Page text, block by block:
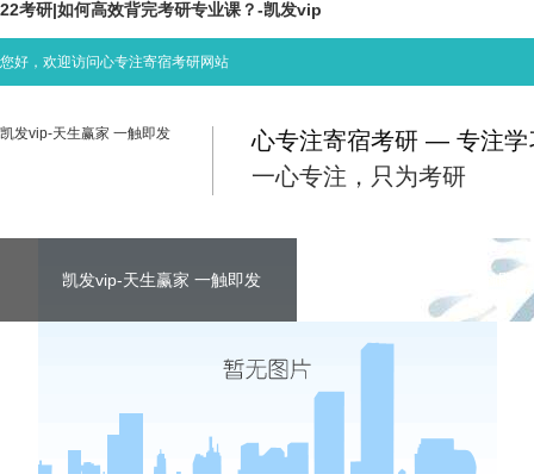
22考研|如何高效背完考研专业课？-凯发vip
您好，欢迎访问心专注寄宿考研网站
凯发vip-天生赢家 一触即发
心专注寄宿考研 — 专注学
一心专注，只为考研
凯发vip-天生赢家 一触即发 凯发vip-天生赢家 一触即发
凯发vip-天生赢家 一触即发 考研资讯